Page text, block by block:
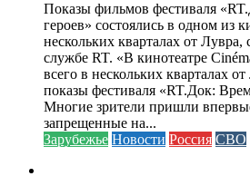
Показы фильмов фестиваля
героев» состоялись в одном из
нескольких кварталах от
службе RT. «В кинотеатре
всего в нескольких кварталах
показы фестиваля «RT.Док:
Многие зрители пришли
запрещенные на...
Зарубежье Новости Россия СВО